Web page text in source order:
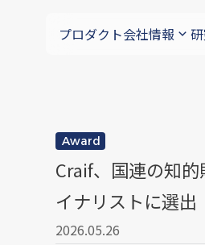
プロダクト会社情報
Award
Craif、国連の知
イナリストに選出
2026.05.26